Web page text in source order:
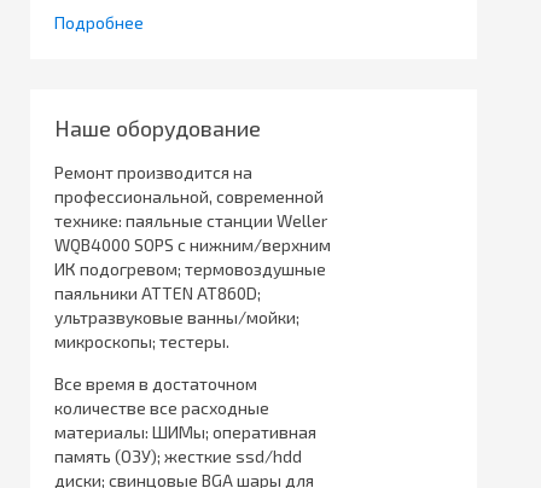
Подробнее
Наше оборудование
Ремонт производится на
профессиональной, современной
технике: паяльные станции Weller
WQB4000 SOPS с нижним/верхним
ИК подогревом; термовоздушные
паяльники ATTEN AT860D;
ультразвуковые ванны/мойки;
микроскопы; тестеры.
Все время в достаточном
количестве все расходные
материалы: ШИМы; оперативная
память (ОЗУ); жесткие ssd/hdd
диски; свинцовые BGA шары для